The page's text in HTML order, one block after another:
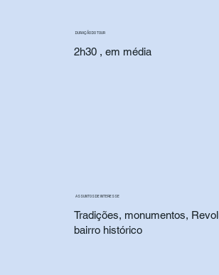
DURAÇÃO DO TOUR
2h30 , em média
ASSUNTOS DE INTERESSE
Tradições, monumentos,
bairro histórico